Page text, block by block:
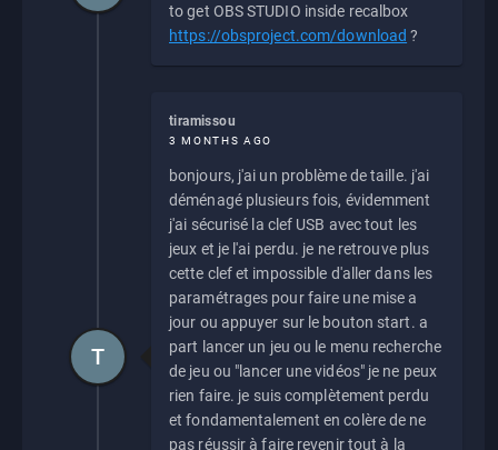
to get OBS STUDIO inside recalbox
https://obsproject.com/download ?
tiramissou
3 MONTHS AGO
bonjours, j'ai un problème de taille. j'ai
déménagé plusieurs fois, évidemment
j'ai sécurisé la clef USB avec tout les
jeux et je l'ai perdu. je ne retrouve plus
cette clef et impossible d'aller dans les
paramétrages pour faire une mise a
jour ou appuyer sur le bouton start. a
part lancer un jeu ou le menu recherche
de jeu ou "lancer une vidéos" je ne peux
rien faire. je suis complètement perdu
et fondamentalement en colère de ne
pas réussir à faire revenir tout à la
T